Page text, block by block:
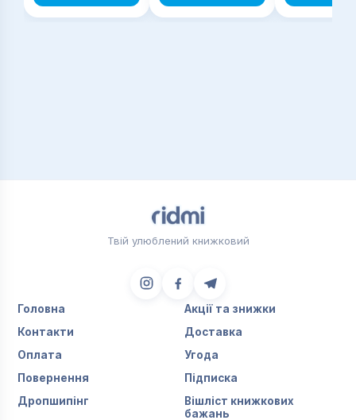
Твій улюблений книжковий
Головна
Акції та знижки
Контакти
Доставка
Оплата
Угода
Повернення
Підписка
Дропшипінг
Вішліст книжкових
бажань